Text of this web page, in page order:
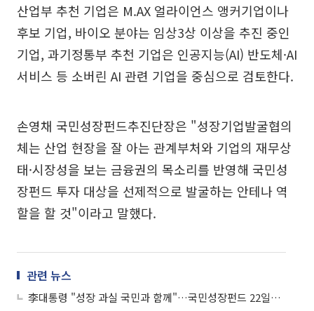
산업부 추천 기업은 M.AX 얼라이언스 앵커기업이나
후보 기업, 바이오 분야는 임상3상 이상을 추진 중인
기업, 과기정통부 추천 기업은 인공지능(AI) 반도체·AI
서비스 등 소버린 AI 관련 기업을 중심으로 검토한다.
손영채 국민성장펀드추진단장은 "성장기업발굴협의
체는 산업 현장을 잘 아는 관계부처와 기업의 재무상
태·시장성을 보는 금융권의 목소리를 반영해 국민성
장펀드 투자 대상을 선제적으로 발굴하는 안테나 역
할을 할 것"이라고 말했다.
관련 뉴스
李대통령 "성장 과실 국민과 함께"…국민성장펀드 22일부터 판매